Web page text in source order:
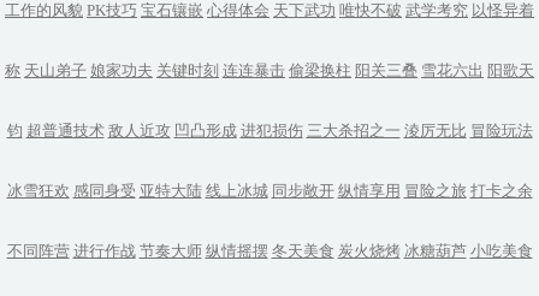
工作的风貌 PK技巧 宝石镶嵌 心得体会 天下武功 唯快不破 武学考究 以怪异着
称 天山弟子 娘家功夫 关键时刻 连连暴击 偷梁换柱 阳关三叠 雪花六出 阳歌天
钧 超普通技术 敌人近攻 凹凸形成 进犯损伤 三大杀招之一 淩厉无比 冒险玩法
冰雪狂欢 感同身受 亚特大陆 线上冰城 同步敞开 纵情享用 冒险之旅 打卡之余
不同阵营 进行作战 节奏大师 纵情摇摆 冬天美食 炭火烧烤 冰糖葫芦 小吃美食